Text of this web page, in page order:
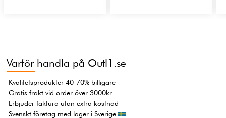
Varför handla på Outl1.se
Kvalitetsprodukter 40-70% billigare
Gratis frakt vid order över 3000kr
Erbjuder faktura utan extra kostnad
Svenskt företag med lager i Sverige